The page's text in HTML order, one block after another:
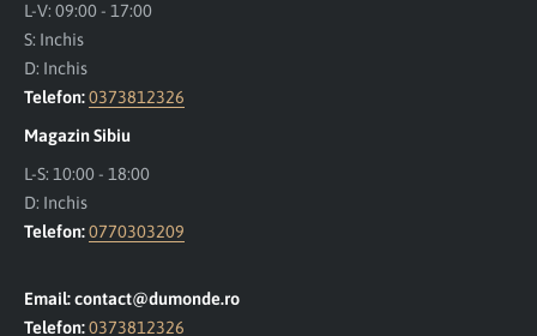
L-V: 09:00 - 17:00
S: Inchis
D: Inchis
Telefon:0373812326
Magazin Sibiu
L-S: 10:00 - 18:00
D: Inchis
Telefon:0770303209
Email: contact@dumonde.ro
Telefon:0373812326